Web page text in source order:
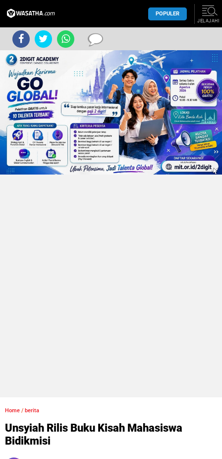
POPULER
JELAJAHI
Home / berita
Unsyiah Rilis Buku Kisah Mahasiswa
Bidikmisi